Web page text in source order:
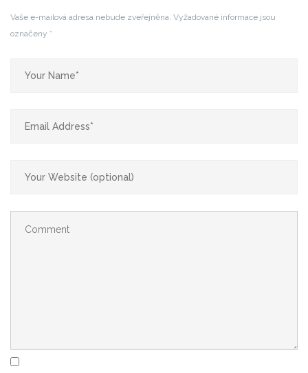
Vaše e-mailová adresa nebude zveřejněna. Vyžadované informace jsou
označeny *